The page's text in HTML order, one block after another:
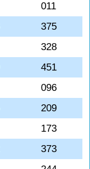
011
375
328
451
096
209
173
373